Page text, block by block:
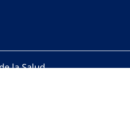
la Salud